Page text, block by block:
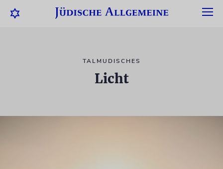
TALMUDISCHES
Licht